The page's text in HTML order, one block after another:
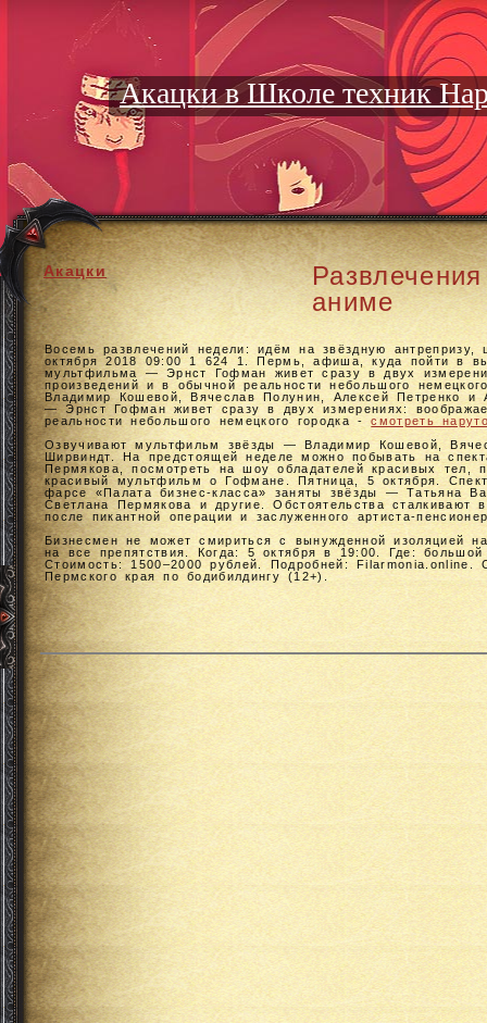
Акацки в Школе техник
Акацки
аниме
Восемь развлечений недели: идём на звёздную
октября 2018 09:00 1 624 1. Пермь, афиша, куда пойти в
мультфильма — Эрнст Гофман живет сразу в двух
произведений и в обычной реальности небольшого
Владимир Кошевой, Вячеслав Полунин, Алексей Петренко и
— Эрнст Гофман живет сразу в двух измерениях:
реальности небольшого немецкого городка -смотреть
Озвучивают мультфильм звёзды — Владимир Кошевой,
Ширвиндт. На предстоящей неделе можно побывать на
Пермякова, посмотреть на шоу обладателей красивых тел,
красивый мультфильм о Гофмане. Пятница, 5 октября.
фарсе «Палата бизнес-класса» заняты звёзды — Татьяна
Светлана Пермякова и другие. Обстоятельства сталкивают
после пикантной операции и заслуженного артиста-
Бизнесмен не может смириться с вынужденной изоляцией
на все препятствия. Когда: 5 октября в 19:00. Где:
Стоимость: 1500–2000 рублей. Подробней: Filarmonia.online.
Пермского края по бодибилдингу (12+).